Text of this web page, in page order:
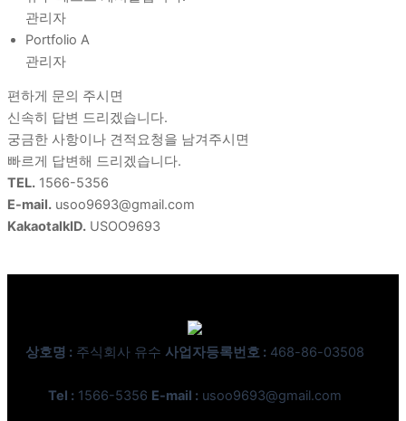
관리자
Portfolio A
관리자
편하게 문의 주시면
신속히 답변 드리겠습니다.
궁금한 사항이나 견적요청을 남겨주시면
빠르게 답변해 드리겠습니다.
TEL. 1566-5356
E-mail. usoo9693@gmail.com
KakaotalkID. USOO9693
상호명 : 주식회사 유수 사업자등록번호 : 468-86-03508
Tel : 1566-5356 E-mail : usoo9693@gmail.com